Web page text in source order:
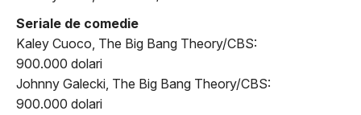
Seriale de comedie
Kaley Cuoco, The Big Bang Theory/CBS:
900.000 dolari
Johnny Galecki, The Big Bang Theory/CBS:
900.000 dolari